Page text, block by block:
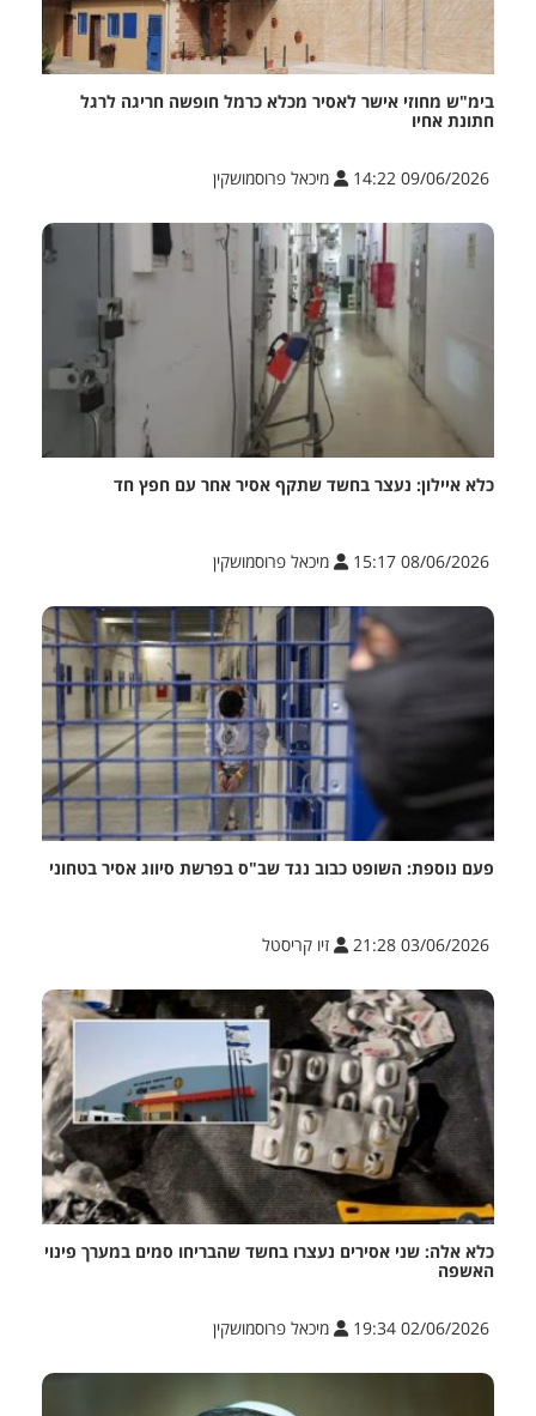
בימ"ש מחוזי אישר לאסיר מכלא כרמל חופשה חריגה לרגל
חתונת אחיו
09/06/2026 14:22 מיכאל פרוסמושקין
כלא איילון: נעצר בחשד שתקף אסיר אחר עם חפץ חד
08/06/2026 15:17 מיכאל פרוסמושקין
פעם נוספת: השופט כבוב נגד שב"ס בפרשת סיווג אסיר בטחוני
03/06/2026 21:28 זיו קריסטל
כלא אלה: שני אסירים נעצרו בחשד שהבריחו סמים במערך פינוי
האשפה
02/06/2026 19:34 מיכאל פרוסמושקין